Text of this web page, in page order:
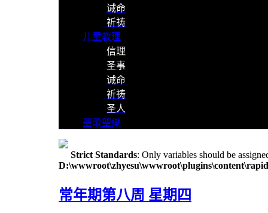
诫命
祈祷
儿童教理
信理
圣事
诫命
祈祷
圣人
聖歌聖樂
Strict Standards: Only variables should be
常年期第八周 星期四